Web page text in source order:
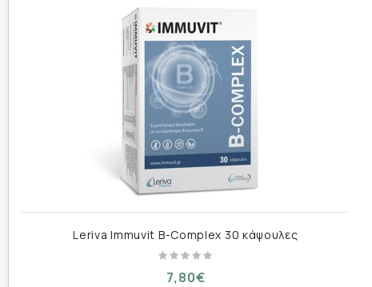
Περιεκτικότητα :
Βιταμίνη Β1 (θειαμίνη) 26,3mg
Βιταμίνη Β2 (ριβοφλαβίνη)14,1mg
Βιταμίνη Β6 (πυριδοξίνη) 10,3mg
Βιταμίνη Β12 (κοβαλαμίνη) 220μg
Τρόπος Χρήσης :
1 δισκίο την ημέρα, ιδανικά με κάποιο γεύμα.
Leriva Immuvit B-Complex 30 κάψουλες
7,80€